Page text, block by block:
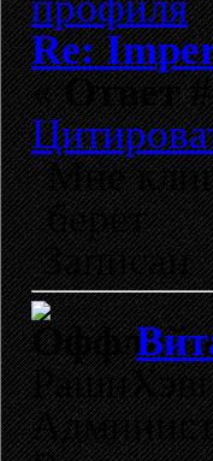
Re:
«Ответ
Мне
берет
Записан